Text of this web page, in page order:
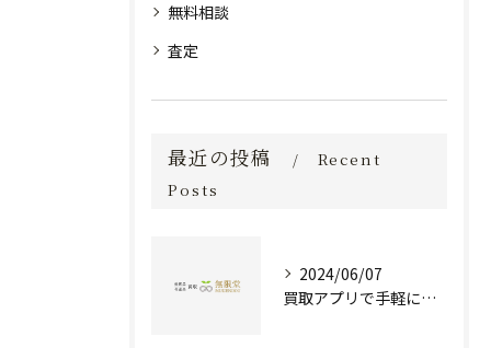
無料相談
査定
最近の投稿
Recent
Posts
2024/06/07
買取アプリで手軽に現金化！あなたの不要品が宝物に変わる方法とは？